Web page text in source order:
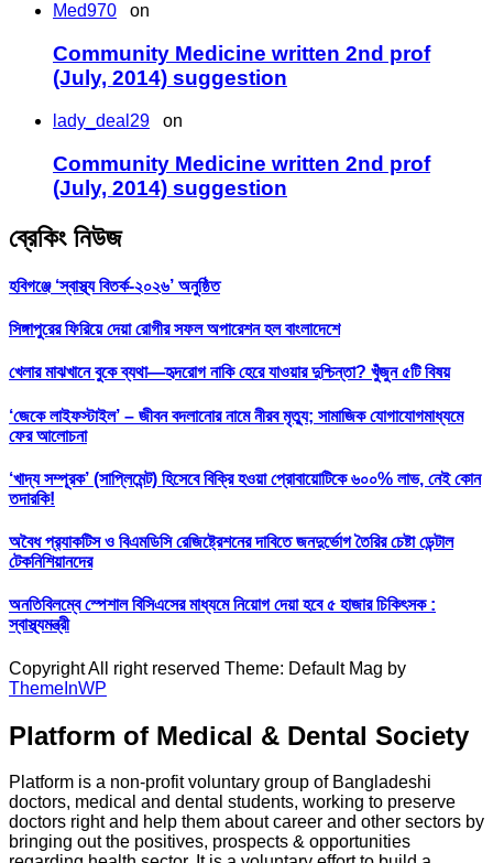
Med970 on
Community Medicine written 2nd prof
(July, 2014) suggestion
lady_deal29 on
Community Medicine written 2nd prof
(July, 2014) suggestion
ব্রেকিং নিউজ
হবিগঞ্জে ‘স্বাস্থ্য বিতর্ক-২০২৬’ অনুষ্ঠিত
সিঙ্গাপুরের ফিরিয়ে দেয়া রোগীর সফল অপারেশন হল বাংলাদেশে
খেলার মাঝখানে বুকে ব্যথা—হৃদরোগ নাকি হেরে যাওয়ার দুশ্চিন্তা? খুঁজুন ৫টি বিষয়
‘জেকে লাইফস্টাইল’ – জীবন বদলানোর নামে নীরব মৃত্যু; সামাজিক যোগাযোগমাধ্যমে
ফের আলোচনা
‘খাদ্য সম্পূরক’ (সাপ্লিমেন্ট) হিসেবে বিক্রি হওয়া প্রোবায়োটিকে ৬০০% লাভ, নেই কোন
তদারকি!
অবৈধ প্র‍্যাকটিস ও বিএমডিসি রেজিষ্ট্রেশনের দাবিতে জনদুর্ভোগ তৈরির চেষ্টা ডেন্টাল
টেকনিশিয়ানদের
অনতিবিলম্বে স্পেশাল বিসিএসের মাধ্যমে নিয়োগ দেয়া হবে ৫ হাজার চিকিৎসক :
স্বাস্থ্যমন্ত্রী
Copyright All right reserved Theme: Default Mag by
ThemeInWP
Platform of Medical & Dental Society
Platform is a non-profit voluntary group of Bangladeshi
doctors, medical and dental students, working to preserve
doctors right and help them about career and other sectors by
bringing out the positives, prospects & opportunities